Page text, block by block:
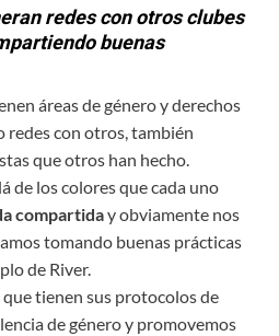
redes con otros clubes
buenas
áreas de género y derechos
redes con otros, también
que otros han hecho.
de los colores que cada uno
compartiday obviamente nos
tomando buenas prácticas
de River.
tienen sus protocolos de
de género y promovemos